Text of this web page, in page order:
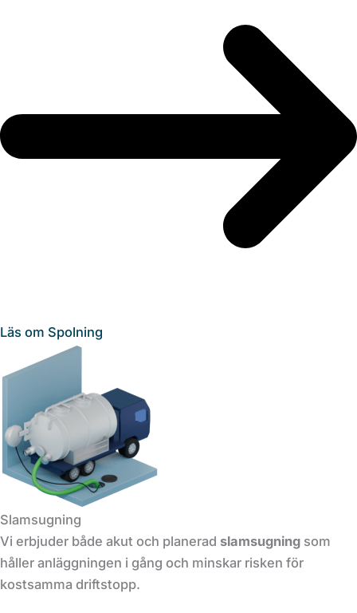
Läs om Spolning
Slamsugning
Vi erbjuder både akut och planerad slamsugning som
håller anläggningen i gång och minskar risken för
kostsamma driftstopp.